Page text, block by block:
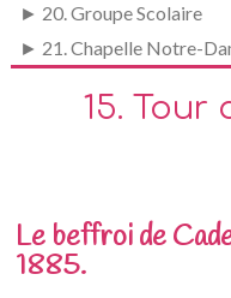
► 20. Groupe Scolaire
► 21. Chapelle Notre-
15. Tour
Le beffroi de
1885.